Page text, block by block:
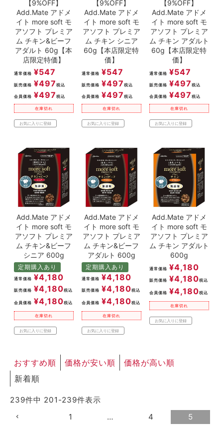
【9%OFF】
Add.Mate アドメ
イト more soft モ
アソフト プレミア
ム チキン&ビーフ
アダルト 60g【本
店限定特価】
通常価格 ¥547
販売価格 ¥497 税込
会員価格 ¥497 税込
在庫切れ
お気に入りに登録
【9%OFF】
Add.Mate アドメ
イト more soft モ
アソフト プレミア
ム チキン シニア
60g【本店限定特
価】
通常価格 ¥547
販売価格 ¥497 税込
会員価格 ¥497 税込
在庫切れ
お気に入りに登録
【9%OFF】
Add.Mate アドメ
イト more soft モ
アソフト プレミア
ム チキン アダルト
60g【本店限定特
価】
通常価格 ¥547
販売価格 ¥497 税込
会員価格 ¥497 税込
在庫切れ
お気に入りに登録
Add.Mate アドメ
イト more soft モ
アソフト プレミア
ム チキン&ビーフ
シニア 600g
定期購入あり
通常価格 ¥4,180
販売価格 ¥4,180税込
会員価格 ¥4,180税込
在庫切れ
お気に入りに登録
Add.Mate アドメ
イト more soft モ
アソフト プレミア
ム チキン&ビーフ
アダルト 600g
定期購入あり
通常価格 ¥4,180
販売価格 ¥4,180税込
会員価格 ¥4,180税込
在庫切れ
お気に入りに登録
Add.Mate アドメ
イト more soft モ
アソフト プレミア
ム チキン アダルト
600g
通常価格 ¥4,180
販売価格 ¥4,180税込
会員価格 ¥4,180税込
在庫切れ
お気に入りに登録
おすすめ順 価格が安い順
価格が高い順
新着順
239件中 201 -239件表示
1
… 4 5